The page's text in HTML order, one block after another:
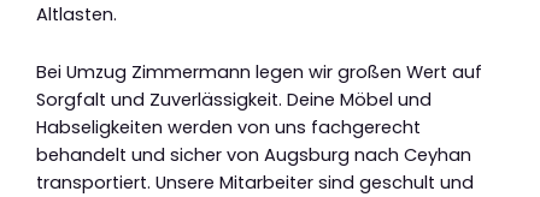
Altlasten.
Bei Umzug Zimmermann legen wir großen Wert auf
Sorgfalt und Zuverlässigkeit. Deine Möbel und
Habseligkeiten werden von uns fachgerecht
behandelt und sicher von Augsburg nach Ceyhan
transportiert. Unsere Mitarbeiter sind geschult und